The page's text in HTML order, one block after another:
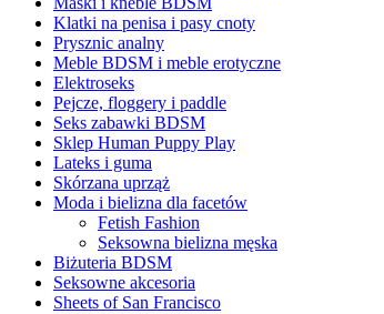
Klatki na penisa i pasy cnoty
Prysznic analny
Meble BDSM i meble erotyczne
Elektroseks
Pejcze, floggery i paddle
Seks zabawki BDSM
Sklep Human Puppy Play
Lateks i guma
Skórzana uprząż
Moda i bielizna dla facetów
Fetish Fashion
Seksowna bielizna męska
Biżuteria BDSM
Seksowne akcesoria
Sheets of San Francisco